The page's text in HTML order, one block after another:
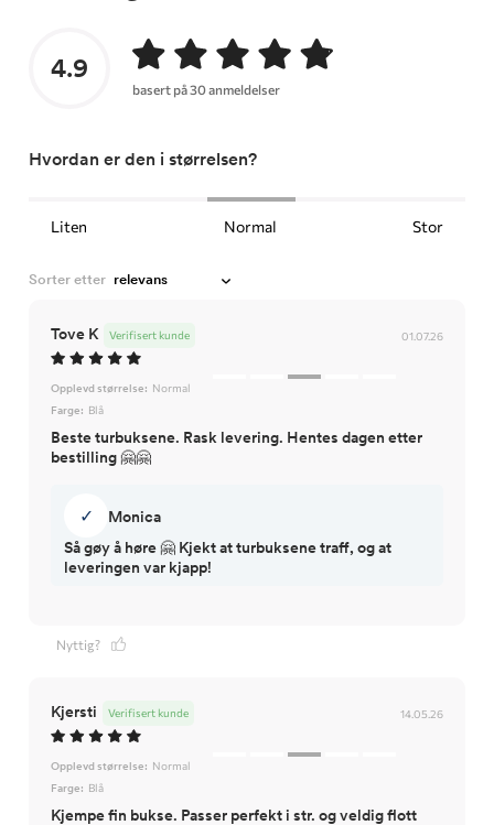
4.9
basert på 30 anmeldelser
Hvordan er den i størrelsen?
Liten Normal Stor
Sorter etter
Tove K 01.07.26
Verifisert kunde
Opplevd størrelse: Normal
Farge: Blå
Beste turbuksene. Rask levering. Hentes dagen etter
bestilling 🤗🤗
✓
Monica
Så gøy å høre 🤗 Kjekt at turbuksene traff, og at
leveringen var kjapp!
Nyttig?
Kjersti 14.05.26
Verifisert kunde
Opplevd størrelse: Normal
Farge: Blå
Kjempe fin bukse. Passer perfekt i str. og veldig flott